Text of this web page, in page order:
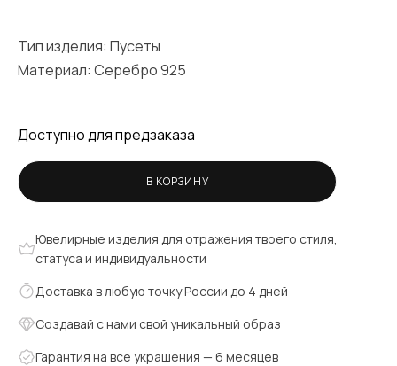
Тип изделия: Пусеты
Материал: Серебро 925
Доступно для предзаказа
В КОРЗИНУ
Ювелирные изделия для отражения твоего стиля,
статуса и индивидуальности
Доставка в любую точку России до 4 дней
Создавай с нами свой уникальный образ
Гарантия на все украшения — 6 месяцев